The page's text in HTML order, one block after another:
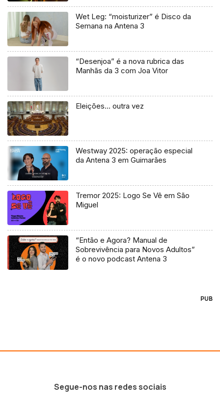
Wet Leg: “moisturizer” é Disco da
Semana na Antena 3
“Desenjoa” é a nova rubrica das
Manhãs da 3 com Joa Vitor
Eleições… outra vez
Westway 2025: operação especial
da Antena 3 em Guimarães
Tremor 2025: Logo Se Vê em São
Miguel
“Então e Agora? Manual de
Sobrevivência para Novos Adultos”
é o novo podcast Antena 3
PUB
Segue-nos nas redes sociais